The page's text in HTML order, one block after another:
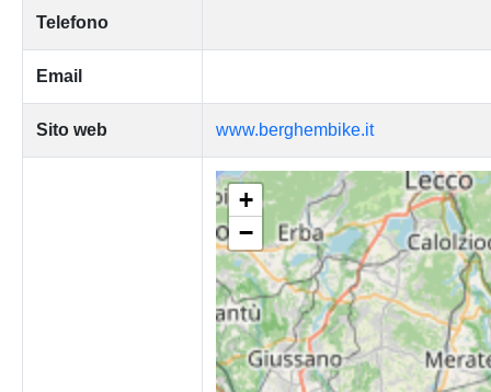
Telefono
Email
Sito web www.berghembike.it
+
−